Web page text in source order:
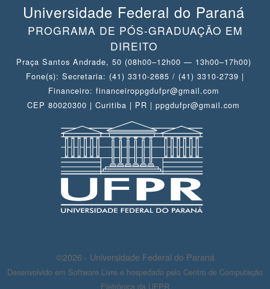
Universidade Federal do Paraná
PROGRAMA DE PÓS-GRADUAÇÃO EM
DIREITO
Praça Santos Andrade, 50 (08h00–12h00 — 13h00–17h00)
Fone(s): Secretaria: (41) 3310-2685 / (41) 3310-2739 |
Financeiro: financeiroppgdufpr@gmail.com
CEP 80020300 | Curitiba | PR | ppgdufpr@gmail.com
©2026 - Universidade Federal do Paraná
Desenvolvido em Software Livre e hospedado pelo Centro de Computação
Eletrônica da UFPR